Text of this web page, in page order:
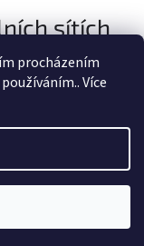
procházením
Více
sítích
vyhrazena.